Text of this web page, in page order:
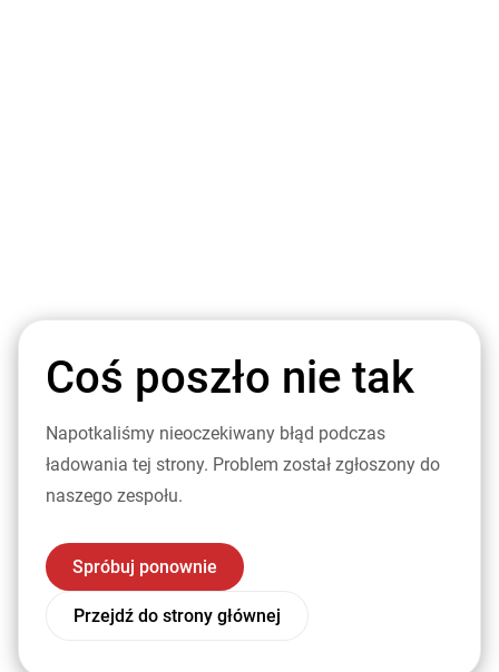
Coś poszło nie tak
Napotkaliśmy nieoczekiwany błąd podczas
ładowania tej strony. Problem został zgłoszony do
naszego zespołu.
Spróbuj ponownie
Przejdź do strony głównej